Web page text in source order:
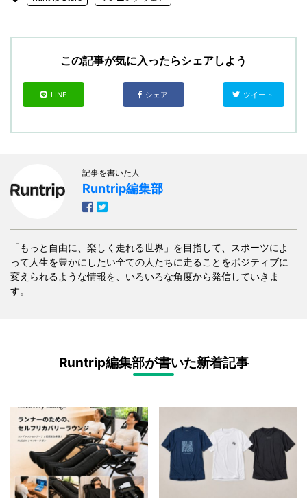
この記事が気に入ったらシェアしよう
LINE シェア ツイート
記事を書いた人
Runtrip編集部
「もっと自由に、楽しく走れる世界」を目指して、スポーツによ
って人生を豊かにしたい全ての人たちに走ることをポジティブに
変えられるような情報を、いろいろな角度から発信していきま
す。
Runtrip編集部が書いた新着記事